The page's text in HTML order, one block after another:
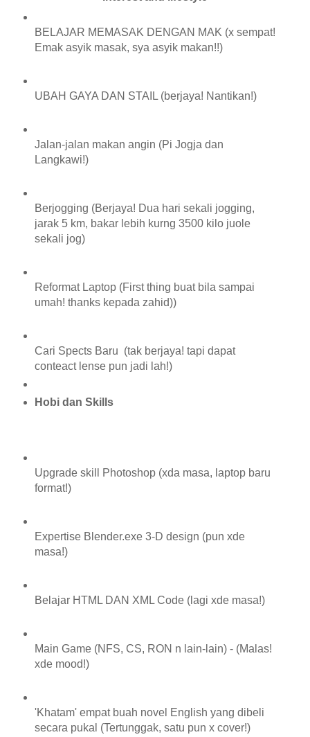
BELAJAR MEMASAK DENGAN MAK (x sempat!
Emak asyik masak, sya asyik makan!!)
UBAH GAYA DAN STAIL (berjaya! Nantikan!)
Jalan-jalan makan angin (Pi Jogja dan
Langkawi!)
Berjogging (Berjaya! Dua hari sekali jogging,
jarak 5 km, bakar lebih kurng 3500 kilo juole
sekali jog)
Reformat Laptop (First thing buat bila sampai
umah! thanks kepada zahid))
Cari Spects Baru (tak berjaya! tapi dapat
conteact lense pun jadi lah!)
Hobi dan Skills
Upgrade skill Photoshop (xda masa, laptop baru
format!)
Expertise Blender.exe 3-D design (pun xde
masa!)
Belajar HTML DAN XML Code (lagi xde masa!)
Main Game (NFS, CS, RON n lain-lain) - (Malas!
xde mood!)
'Khatam' empat buah novel English yang dibeli
secara pukal (Tertunggak, satu pun x cover!)